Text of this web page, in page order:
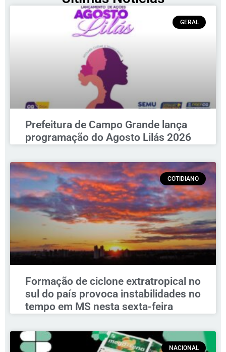
GERAL
Prefeitura de Campo Grande lança
programação do Agosto Lilás 2026
COTIDIANO
Formação de ciclone extratropical no
sul do país provoca instabilidades no
tempo em MS nesta sexta-feira
NACIONAL